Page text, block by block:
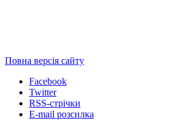
Повна версія сайту
Facebook
Twitter
RSS-стрічки
E-mail розсилка